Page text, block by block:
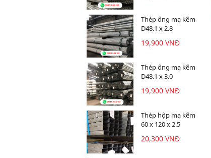
Thép ống mạ kẽm
D48.1 x 2.8
19,900 VNĐ
Thép ống mạ kẽm
D48.1 x 3.0
19,900 VNĐ
Thép hộp mạ kẽm
60 x 120 x 2.5
20,300 VNĐ